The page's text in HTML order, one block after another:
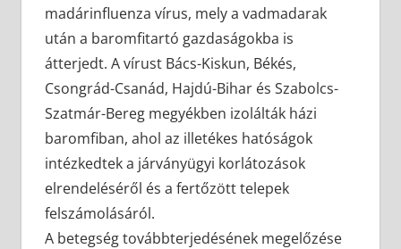
madárinfluenza vírus, mely a vadmadarak
után a baromfitartó gazdaságokba is
átterjedt. A vírust Bács-Kiskun, Békés,
Csongrád-Csanád, Hajdú-Bihar és Szabolcs-
Szatmár-Bereg megyékben izolálták házi
baromfiban, ahol az illetékes hatóságok
intézkedtek a járványügyi korlátozások
elrendeléséről és a fertőzött telepek
felszámolásáról.
A betegség továbbterjedésének megelőzése